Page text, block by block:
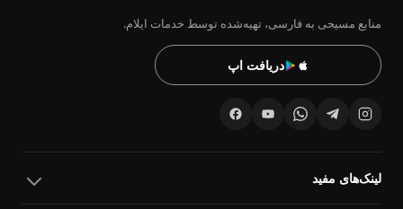
منابع مسیحی به فارسی، تهیه‌شده توسط خدمات ایلام.
دریافت اپ
لینک‌های مفید